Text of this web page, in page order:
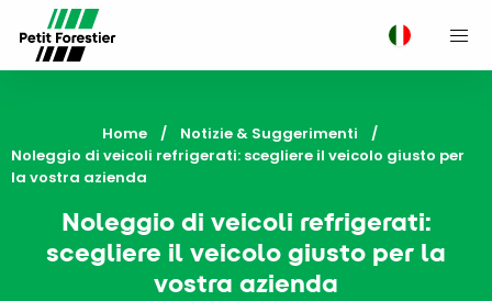
Home
Notizie & Suggerimenti
Current:
Noleggio di veicoli refrigerati: scegliere il veicolo giusto per
la vostra azienda
Noleggio di veicoli refrigerati:
scegliere il veicolo giusto per la
vostra azienda